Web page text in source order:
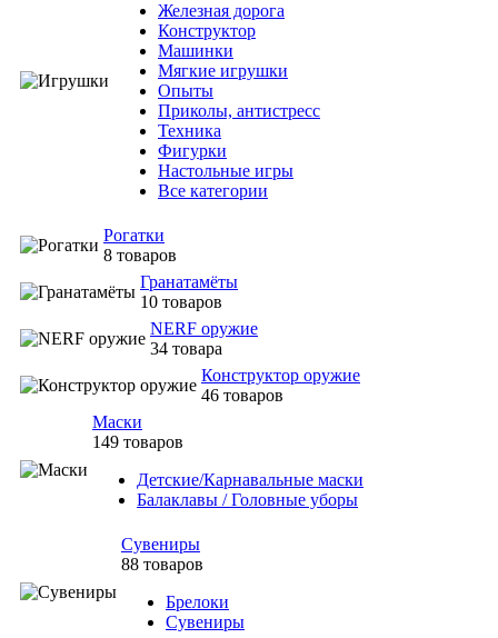
Железная дорога
Конструктор
Машинки
Мягкие игрушки
Опыты
Приколы, антистресс
Техника
Фигурки
Настольные игры
Все категории
Рогатки
8 товаров
Гранатамёты
10 товаров
NERF оружие
34 товара
Конструктор оружие
46 товаров
Маски
149 товаров
Детские/Карнавальные маски
Балаклавы / Головные уборы
Сувениры
88 товаров
Брелоки
Сувениры